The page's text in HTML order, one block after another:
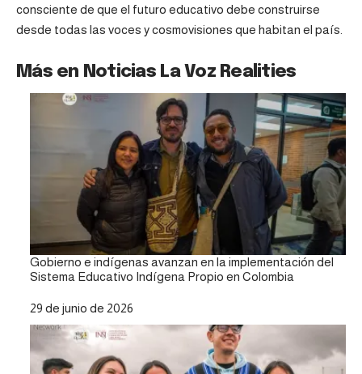
consciente de que el futuro educativo debe construirse
desde todas las voces y cosmovisiones que habitan el país.
Más en Noticias La Voz Realities
Gobierno e indígenas avanzan en la implementación del
Sistema Educativo Indígena Propio en Colombia
Fecha
29 de junio de 2026